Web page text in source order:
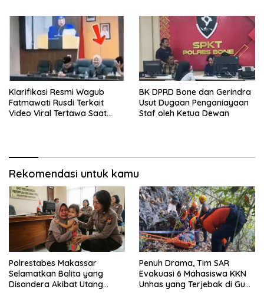
Klarifikasi Resmi Wagub
Fatmawati Rusdi Terkait
Video Viral Tertawa Saat
BK DPRD Bone dan Gerindra
Usut Dugaan Penganiayaan
Staf oleh Ketua Dewan
Rekomendasi untuk kamu
Polrestabes Makassar
Selamatkan Balita yang
Disandera Akibat Utang
Penuh Drama, Tim SAR
Evakuasi 6 Mahasiswa KKN
Unhas yang Terjebak di Gua